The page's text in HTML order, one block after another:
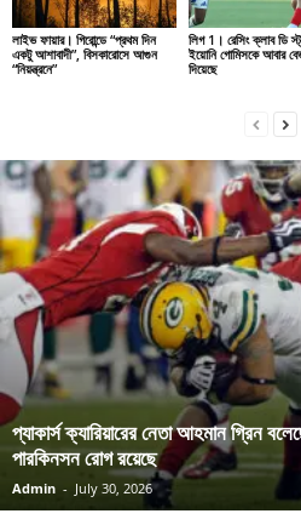
লাইভ ফায়ার। গিরোন্ডে “প্রথম দিন
একটু আশাবাদী”, বিসকারোসে আগুন
“নিয়ন্ত্রনে”
লিগ 1। রেসিং ক্লাব ডি
ইয়োনি গোমিসকে আবার
দিয়েছে
প্যাকার্স ক্যারিয়ারের নেতা আহমান গ্রিন
পারকিনসন রোগ রয়েছে
Admin - July 30, 2026